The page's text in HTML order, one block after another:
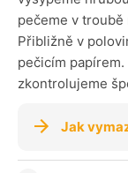
pečeme v troubě
Přibližně v
pečicím
zkontrolujeme
Jak